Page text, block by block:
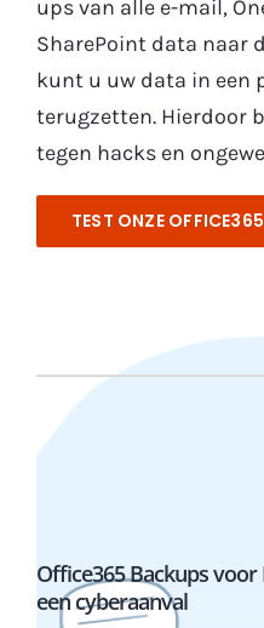
ups van alle e-mail,
SharePoint data naar
kunt u uw data in een
terugzetten. Hierdoor
tegen hacks en
TEST ONZE
Office365 Backups
een cyberaanval